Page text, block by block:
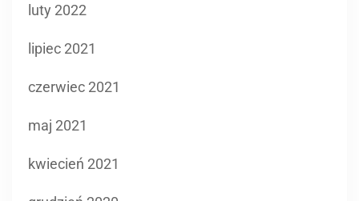
luty 2022
lipiec 2021
czerwiec 2021
maj 2021
kwiecień 2021